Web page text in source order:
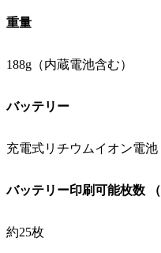
重量
188g（内蔵電池含む）
バッテリー
充電式リチウムイオン電池
バッテリー印刷可能枚数 （
約25枚